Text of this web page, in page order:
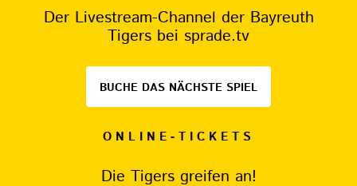
Der Livestream-Channel der Bayreuth
Tigers bei sprade.tv
BUCHE DAS NÄCHSTE SPIEL
ONLINE-TICKETS
Die Tigers greifen an!